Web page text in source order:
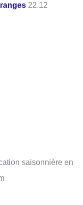
22.12
saisonnière en